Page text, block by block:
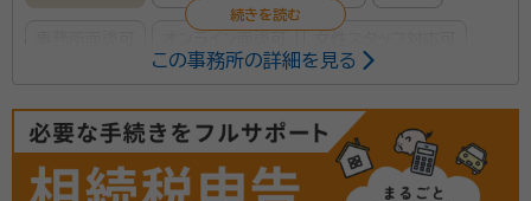
大西 勝一（オオニシ カツイチ）
行政書士
経歴：
2003年行政書士登録。 産廃・風俗業界の企業法務、契約代理人、
外国人相談、国内外の相続遺言に関するサポート多数。近年はおひとりさ
この事務所の詳細を見る